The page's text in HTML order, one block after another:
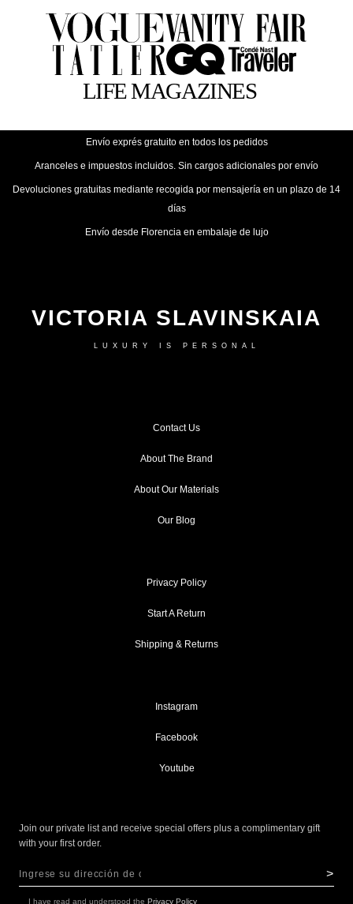
Envío exprés gratuito en todos los pedidos
Aranceles e impuestos incluidos. Sin cargos adicionales por envío
Devoluciones gratuitas mediante recogida por mensajería en un plazo de 14
días
Envío desde Florencia en embalaje de lujo
VICTORIA SLAVINSKAIA
LUXURY IS PERSONAL
Contact Us
About The Brand
About Our Materials
Our Blog
Privacy Policy
Start A Return
Shipping & Returns
Instagram
Facebook
Youtube
Join our private list and receive special offers plus a complimentary gift
with your first order.
NEWSLETTER
Sign Up for Our Newsletter: >
I have read and understood the Privacy Policy